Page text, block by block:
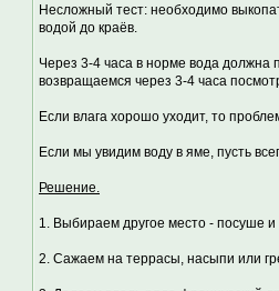
Несложный тест: необходимо
водой до краёв.
Через 3-4 часа в норме вода
возвращаемся через 3-4 часа
Если влага хорошо уходит, то
Если мы увидим воду в яме, пусть
Решение.
1. Выбираем другое место - посуше
2. Сажаем на террасы, насыпи или